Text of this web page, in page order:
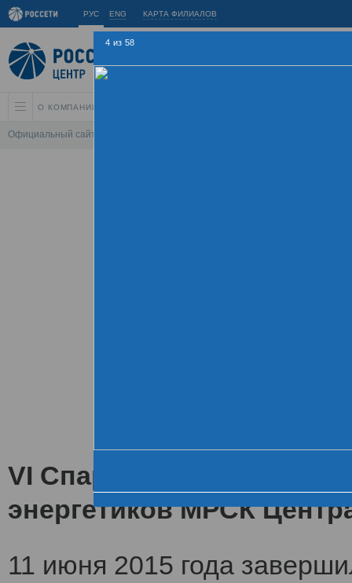
РУС ENG КАРТА ФИЛИАЛОВ
О КОМПАНИИ
Официальный сайт
VI Спартакиада
энергетиков МРСК
11 июня 2015 года
4 из 58